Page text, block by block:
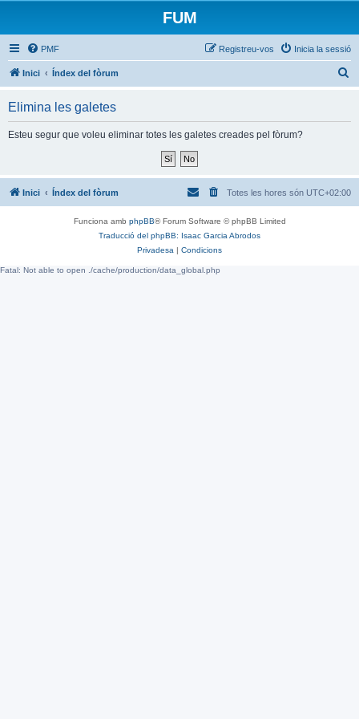
FUM
PMF Inicia la sessió
Registreu-vos
Inici Índex del fòrum
Elimina les galetes
Esteu segur que voleu eliminar totes les galetes creades pel fòrum?
Inici Índex del fòrum Totes les hores són UTC+02:00
Funciona amb phpBB® Forum Software © phpBB Limited
Traducció del phpBB: Isaac Garcia Abrodos
Privadesa | Condicions
Fatal: Not able to open ./cache/production/data_global.php